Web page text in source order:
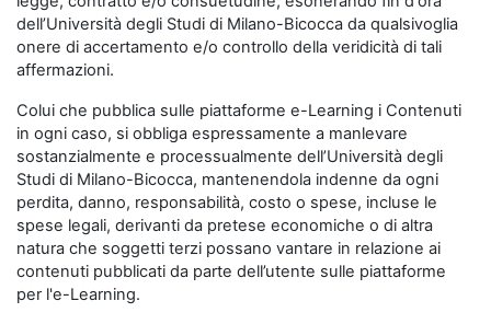
dell’Università degli Studi di Milano-Bicocca da qualsivoglia
onere di accertamento e/o controllo della veridicità di tali
affermazioni.
Colui che pubblica sulle piattaforme e-Learning i Contenuti
in ogni caso, si obbliga espressamente a manlevare
sostanzialmente e processualmente dell’Università degli
Studi di Milano-Bicocca, mantenendola indenne da ogni
perdita, danno, responsabilità, costo o spese, incluse le
spese legali, derivanti da pretese economiche o di altra
natura che soggetti terzi possano vantare in relazione ai
contenuti pubblicati da parte dell’utente sulle piattaforme
per l'e-Learning.